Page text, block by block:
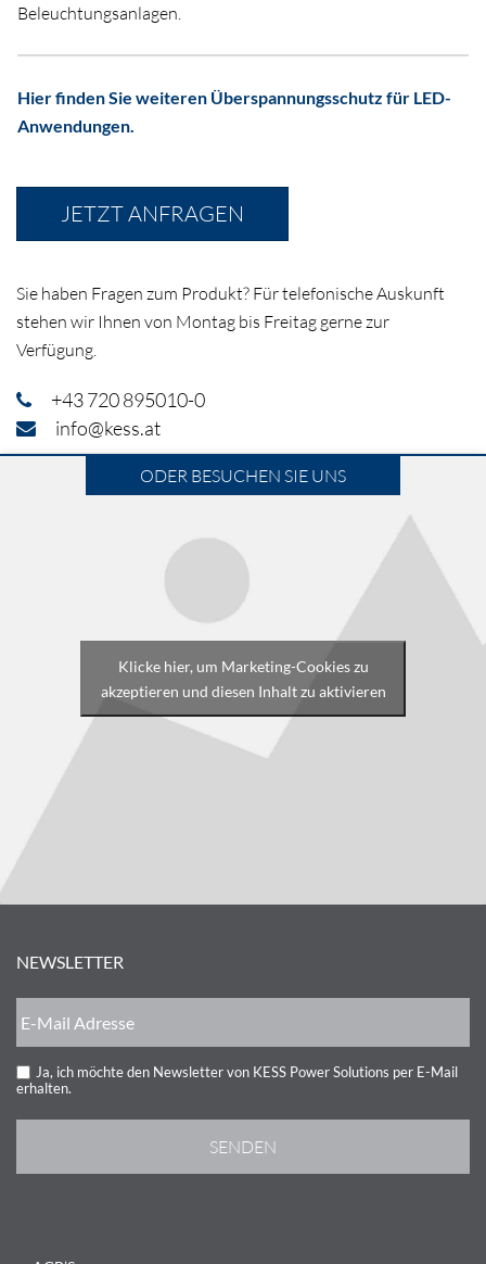
Beleuchtungsanlagen.
Hier finden Sie weiteren Überspannungsschutz für LED-
Anwendungen.
JETZT ANFRAGEN
Sie haben Fragen zum Produkt? Für telefonische Auskunft
stehen wir Ihnen von Montag bis Freitag gerne zur
Verfügung.
+43 720 895010-0
info@kess.at
ODER BESUCHEN SIE UNS
Klicke hier, um Marketing-Cookies zu
akzeptieren und diesen Inhalt zu aktivieren
NEWSLETTER
Ja, ich möchte den Newsletter von KESS Power Solutions per E-Mail
erhalten.